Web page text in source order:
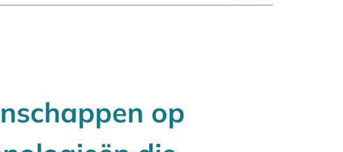
op